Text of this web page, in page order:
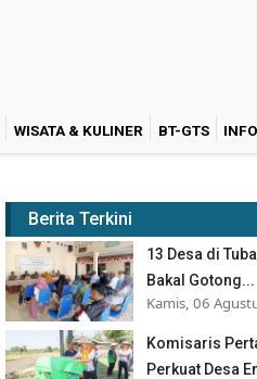
WISATA & KULINER BT-GTS
Berita Terkini
13 Desa di
Bakal Gotong...
Kamis, 06
Komisaris
Perkuat Desa